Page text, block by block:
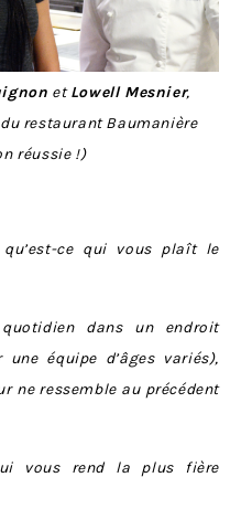
etLowell Mesnier,
restaurant Baumanière
réussie !)
qu’est-ce qui vous plaît le
dans un endroit
équipe d’âges variés),
ne ressemble au précédent
vous rend la plus fière